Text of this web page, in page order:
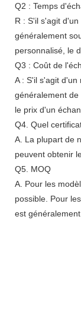
Q2 : Temps
R : S'il s'agit
généralement
personnalisé, le
Q3 : Coût de
A : S'il s'agit d'un
généralement de
le prix d'un
Q4. Quel
A. La plupart de
peuvent obtenir
Q5. MOQ
A. Pour les
possible. Pour
est